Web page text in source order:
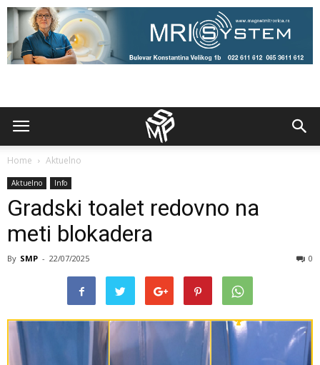
Home Aktuelno
Aktuelno Info
Gradski toalet redovno na
meti blokadera
By SMP - 22/07/2025 0